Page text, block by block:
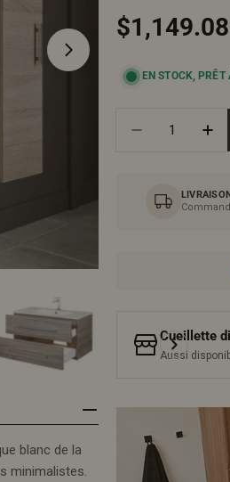
Ouvrir le média 1 en
blanc de la
minimalistes.
Prix
régulier
$1,149.08
EN STOCK, PRÊT
Diminuer
Cueillette
Aussi